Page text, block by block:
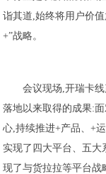
诣其道,始终将用户价
+”战略。
会议现场,开瑞卡
落地以来取得的成果:
心,持续推进+产品、+
实现了四大平台、五大
现了与货拉拉等平台战